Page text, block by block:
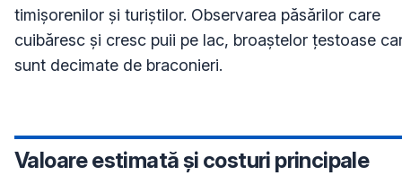
timișorenilor și turiștilor. Observarea păsărilor care
cuibăresc și cresc puii pe lac, broaștelor țestoase
sunt decimate de braconieri.
Valoare estimată și costuri principale